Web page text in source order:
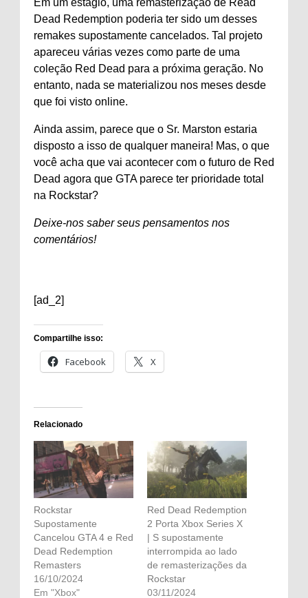
Dead Redemption poderia ter sido um desses
remakes supostamente cancelados. Tal projeto
apareceu várias vezes como parte de uma
coleção Red Dead para a próxima geração. No
entanto, nada se materializou nos meses desde
que foi visto online.
Ainda assim, parece que o Sr. Marston estaria
disposto a isso de qualquer maneira! Mas, o que
você acha que vai acontecer com o futuro de Red
Dead agora que GTA parece ter prioridade total
na Rockstar?
Deixe-nos saber seus pensamentos nos
comentários!
[ad_2]
Compartilhe isso:
Facebook X
Relacionado
Rockstar
Supostamente
Cancelou GTA 4 e Red
Dead Redemption
Remasters
16/10/2024
Em "Xbox"
Red Dead Redemption
2 Porta Xbox Series X
| S supostamente
interrompida ao lado
de remasterizações da
Rockstar
03/11/2024